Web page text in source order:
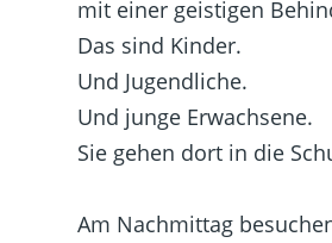
mit einer geistigen
Das sind Kinder.
Und Jugendliche.
Und junge Erwachsene.
Sie gehen dort in die
Am Nachmittag